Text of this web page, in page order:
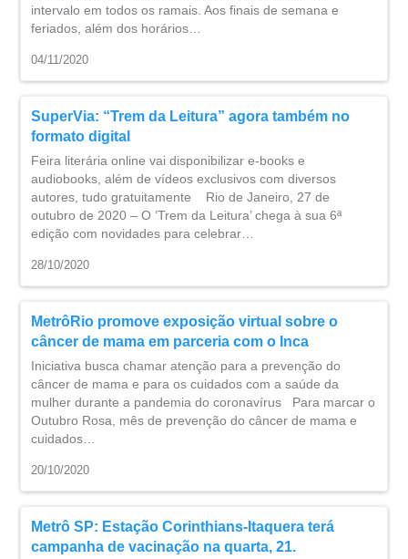
intervalo em todos os ramais. Aos finais de semana e
feriados, além dos horários…
04/11/2020
SuperVia: “Trem da Leitura” agora também no
formato digital
Feira literária online vai disponibilizar e-books e
audiobooks, além de vídeos exclusivos com diversos
autores, tudo gratuitamente Rio de Janeiro, 27 de
outubro de 2020 – O ‘Trem da Leitura’ chega à sua 6ª
edição com novidades para celebrar…
28/10/2020
MetrôRio promove exposição virtual sobre o
câncer de mama em parceria com o Inca
Iniciativa busca chamar atenção para a prevenção do
câncer de mama e para os cuidados com a saúde da
mulher durante a pandemia do coronavírus Para marcar o
Outubro Rosa, mês de prevenção do câncer de mama e
cuidados…
20/10/2020
Metrô SP: Estação Corinthians-Itaquera terá
campanha de vacinação na quarta, 21.